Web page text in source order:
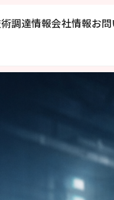
調達情報会社情報お